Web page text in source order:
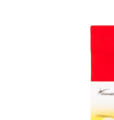
Bildergalerie überspringen